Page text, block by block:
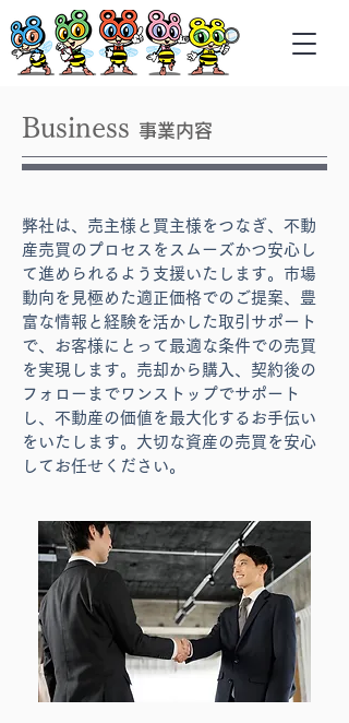
Business 事業内容
弊社は、売主様と買主様をつなぎ、不動
産売買のプロセスをスムーズかつ安心し
て進められるよう支援いたします。市場
動向を見極めた適正価格でのご提案、豊
富な情報と経験を活かした取引サポート
で、お客様にとって最適な条件での売買
を実現します。売却から購入、契約後の
フォローまでワンストップでサポート
し、不動産の価値を最大化するお手伝い
をいたします。大切な資産の売買を安心
してお任せください。